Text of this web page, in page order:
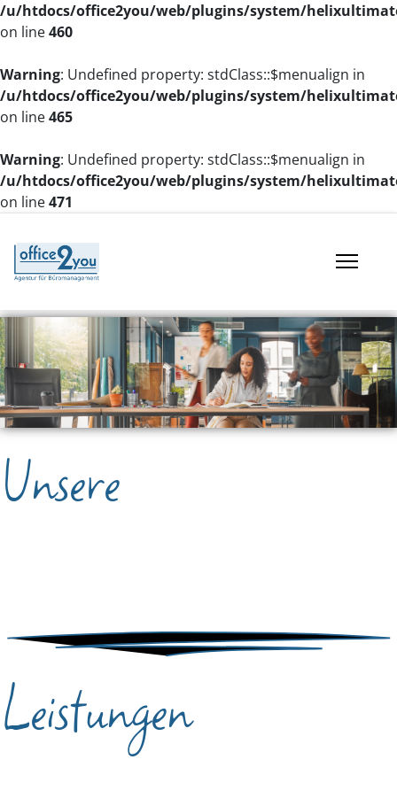
/u/htdocs/office2you/web/plugins/system/
on line460
Warning: Undefined property: stdClass::$menualign in
/u/htdocs/office2you/web/plugins/system/
on line465
Warning: Undefined property: stdClass::$menualign in
/u/htdocs/office2you/web/plugins/system/
on line471
Unsere
Leistungen